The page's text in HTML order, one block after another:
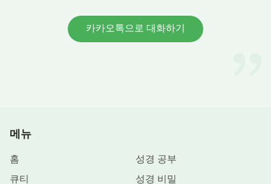
카카오톡으로 대화하기
메뉴
홈
성경 공부
큐티
성경 비밀